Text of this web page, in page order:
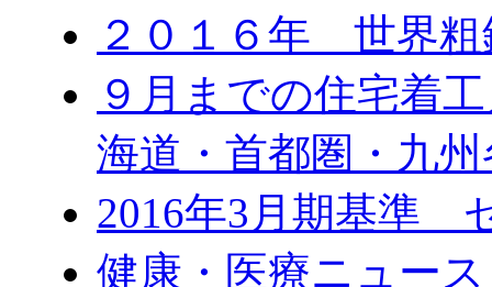
２０１６年 世界粗
９月までの住宅着
海道・首都圏・九
2016年3月期基準
健康・医療ニュース